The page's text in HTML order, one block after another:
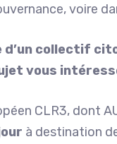
voire
collectif
vous
CLR3, dont
à destination